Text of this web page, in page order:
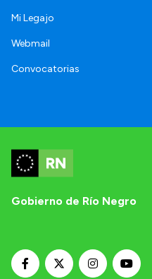
Mi Legajo
Webmail
Convocatorias
Gobierno de Río Negro